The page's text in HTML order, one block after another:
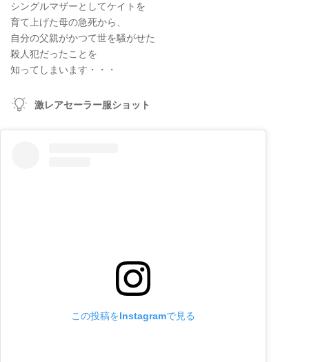
シングルマザーとしてケイトを
育て上げた母の急死から、
自分の父親がかつて世を騒がせた
殺人犯だったことを
知ってしまいます・・・
激レアセーラー服ショット
この投稿をInstagramで見る